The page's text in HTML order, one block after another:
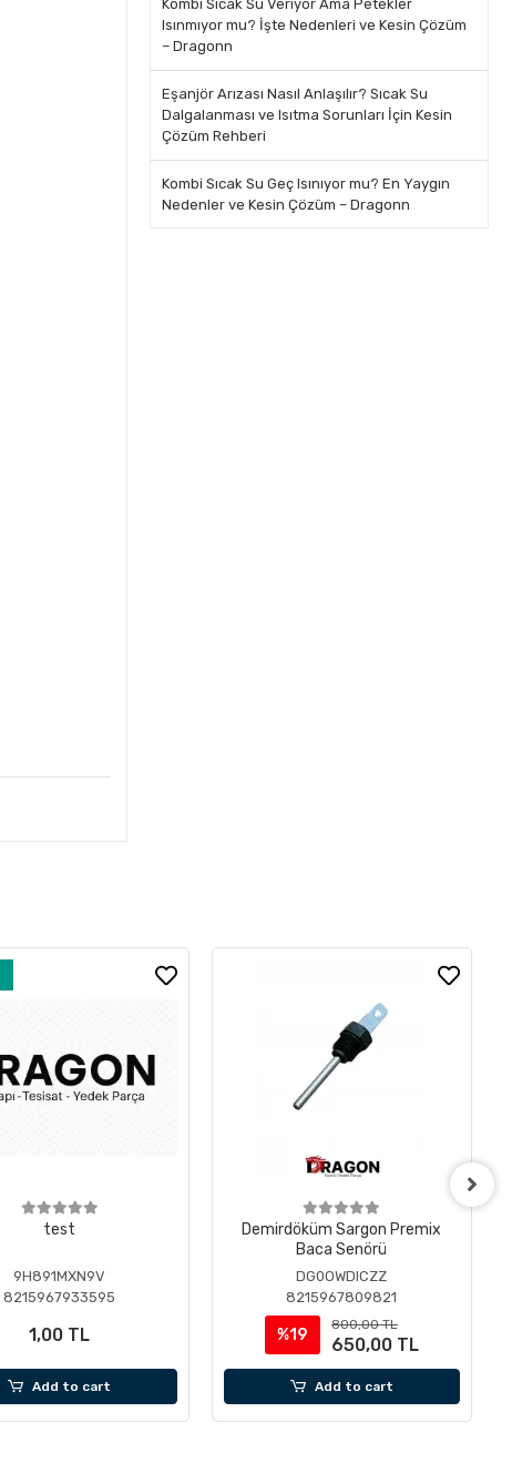
Kombi Sıcak Su Veriyor Ama Petekler
Isınmıyor mu? İşte Nedenleri ve Kesin Çözüm
– Dragonn
Eşanjör Arızası Nasıl Anlaşılır? Sıcak Su
Dalgalanması ve Isıtma Sorunları İçin Kesin
Çözüm Rehberi
Kombi Sıcak Su Geç Isınıyor mu? En Yaygın
Nedenler ve Kesin Çözüm – Dragonn
test
9H891MXN9V
8215967933595
1,00 TL
Add to cart
Demirdöküm Sargon Premix
Baca Senörü
DG0OWDICZZ
8215967809821
%19
800,00 TL
650,00 TL
Add to cart